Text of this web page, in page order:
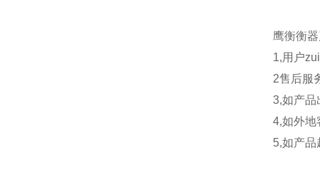
鹰衡衡
1,用户
2售后服
3,如产品
4,如外地
5,如产品